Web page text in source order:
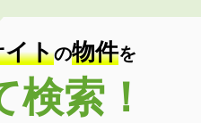
イトの物件を
検索！